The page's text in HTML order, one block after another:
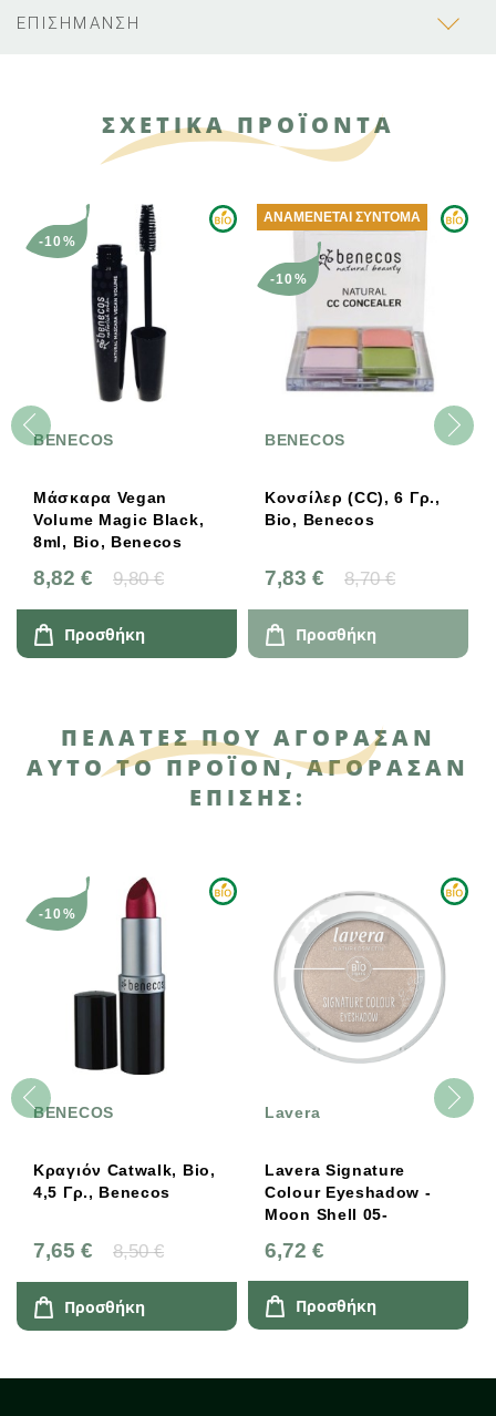
ΕΠΙΣΗΜΑΝΣΗ
ΣΧΕΤΙΚΑ ΠΡΟΪΟΝΤΑ
BENECOS
Μάσκαρα Vegan
Volume Magic Black,
8ml, Bio, Benecos
8,82 € 9,80 €
-10%
Προσθήκη
BENECOS
Κονσίλερ (CC), 6 Γρ.,
Bio, Benecos
7,83 € 8,70 €
ΑΝΑΜΈΝΕΤΑΙ ΣΎΝΤΟΜΑ
-10%
Προσθήκη
ΠΕΛΆΤΕΣ ΠΟΥ ΑΓΌΡΑΣΑΝ
ΑΥΤΌ ΤΟ ΠΡΟΪΌΝ, ΑΓΌΡΑΣΑΝ
ΕΠΊΣΗΣ:
BENECOS
Κραγιόν Catwalk, Bio,
4,5 Γρ., Benecos
7,65 € 8,50 €
-10%
Προσθήκη
Lavera
Lavera Signature
Colour Eyeshadow -
Moon Shell 05-
6,72 €
Προσθήκη